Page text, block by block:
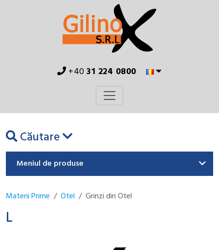
+4031 224 0800
Căutare
Meniul de produse
Materii Prime Otel Grinzi din Otel
L